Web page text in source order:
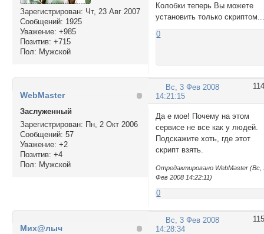
Зарегистрирован: Чт, 23 Авг 2007
Сообщений: 1925
Уважение: +985
Позитив: +715
Пол: Мужской
Колобки теперь Вы можете
установить только
0
114
Вс, 3 Фев 2008
14:21:15
WebMaster
Заслуженный
Зарегистрирован: Пн, 2 Окт 2006
Сообщений: 57
Уважение: +2
Позитив: +4
Пол: Мужской
Да е мое! Почему на этом
сервисе не все как у людей.
Подскажите хоть, где этот
скрипт взять.
Отредактировано WebMaster (Вс,
Фев 2008 14:22:11)
0
115
Вс, 3 Фев 2008
14:28:34
Мих@лыч